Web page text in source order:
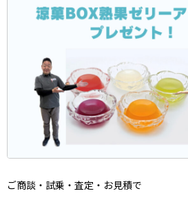
ご商談・試乗・査定・お見積で